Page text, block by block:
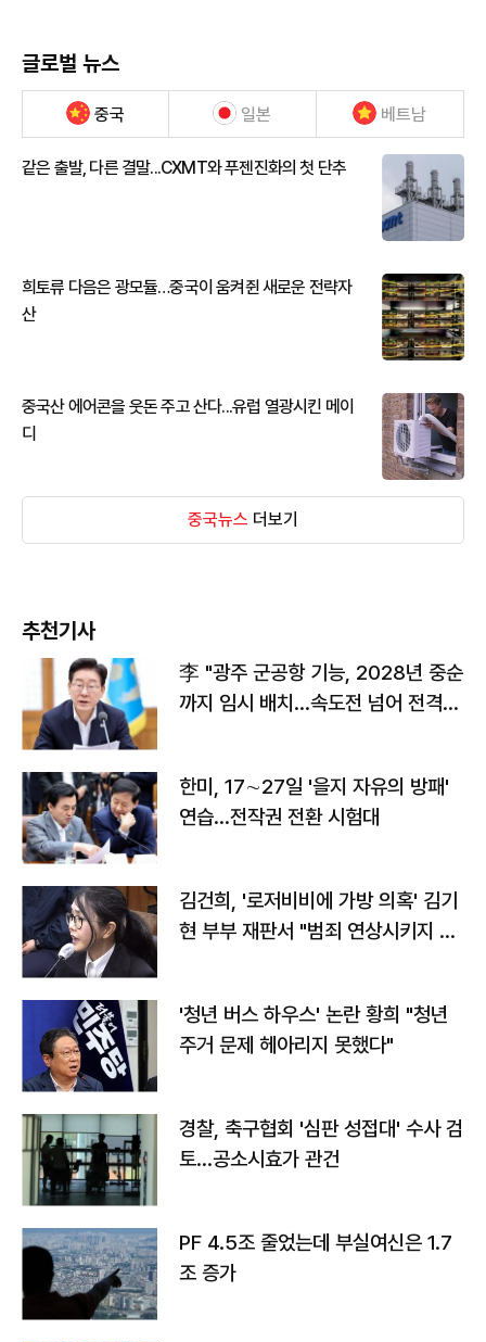
글로벌 뉴스
중국 일본 베트남
같은 출발, 다른 결말...CXMT와 푸젠진화의 첫 단추
희토류 다음은 광모듈…중국이 움켜쥔 새로운 전략자
산
중국산 에어콘을 웃돈 주고 산다...유럽 열광시킨 메이
디
중국뉴스 더보기
추천기사
李 "광주 군공항 기능, 2028년 중순
까지 임시 배치…속도전 넘어 전격
한미, 17∼27일 '을지 자유의 방패'
연습…전작권 전환 시험대
김건희, '로저비비에 가방 의혹' 김기
현 부부 재판서 "범죄 연상시키지 말
'청년 버스 하우스' 논란 황희 "청년
주거 문제 헤아리지 못했다"
경찰, 축구협회 '심판 성접대' 수사 검
토…공소시효가 관건
PF 4.5조 줄었는데 부실여신은 1.7
조 증가